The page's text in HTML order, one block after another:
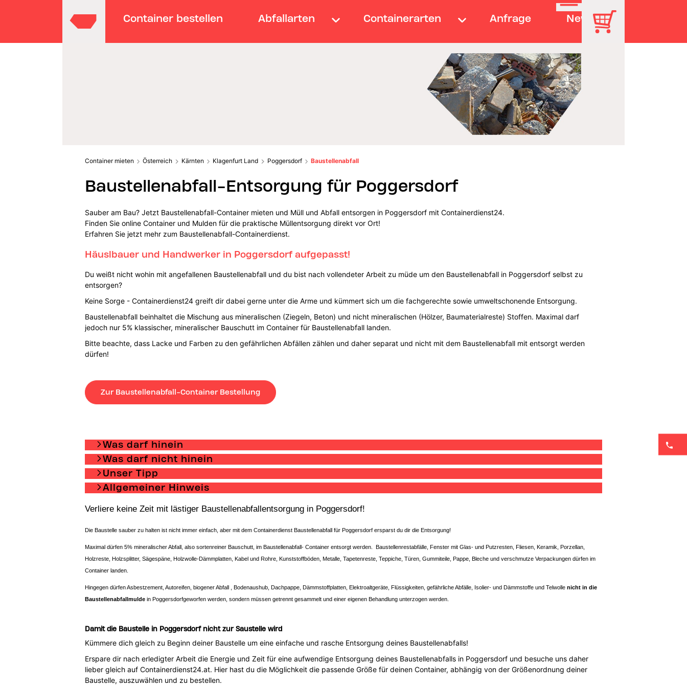
Container bestellen Abfallarten Containerarten Anfrage News
Container mieten Österreich Kärnten Klagenfurt Land Poggersdorf Baustellenabfall
Baustellenabfall-Entsorgung für Poggersdorf
Sauber am Bau? Jetzt Baustellenabfall-Container mieten und Müll und Abfall entsorgen in Poggersdorf mit Containerdienst24.
Finden Sie online Container und Mulden für die praktische Müllentsorgung direkt vor Ort!
Erfahren Sie jetzt mehr zum Baustellenabfall-Containerdienst.
Häuslbauer und Handwerker in Poggersdorf aufgepasst!
Du weißt nicht wohin mit angefallenen Baustellenabfall und du bist nach vollendeter Arbeit zu müde um den Baustellenabfall in Poggersdorf selbst zu
entsorgen?
Keine Sorge - Containerdienst24 greift dir dabei gerne unter die Arme und kümmert sich um die fachgerechte sowie umweltschonende Entsorgung.
Baustellenabfall beinhaltet die Mischung aus mineralischen (Ziegeln, Beton) und nicht mineralischen (Hölzer, Baumaterialreste) Stoffen. Maximal darf
jedoch nur 5% klassischer, mineralischer Bauschutt im Container für Baustellenabfall landen.
Bitte beachte, dass Lacke und Farben zu den gefährlichen Abfällen zählen und daher separat und nicht mit dem Baustellenabfall mit entsorgt werden
dürfen!
Zur Baustellenabfall-Container Bestellung
Was darf hinein
Was darf nicht hinein
Unser Tipp
Allgemeiner Hinweis
Verliere keine Zeit mit lästiger Baustellenabfallentsorgung in Poggersdorf!
Die Baustelle sauber zu halten ist nicht immer einfach, aber mit dem Containerdienst Baustellenabfall für Poggersdorf ersparst du dir die Entsorgung!
Maximal dürfen 5% mineralischer Abfall, also sortenreiner Bauschutt, im Baustellenabfall- Container entsorgt werden. Baustellenrestabfälle, Fenster mit Glas- und Putzresten, Fliesen, Keramik, Porzellan,
Holzreste, Holzsplitter, Sägespäne, Holzwolle-Dämmplatten, Kabel und Rohre, Kunststoffböden, Metalle, Tapetenreste, Teppiche, Türen, Gummiteile, Pappe, Bleche und verschmutze Verpackungen dürfen im
Container landen.
Hingegen dürfen Asbestzement, Autoreifen, biogener Abfall , Bodenaushub, Dachpappe, Dämmstoffplatten, Elektroaltgeräte, Flüssigkeiten, gefährliche Abfälle, Isolier- und Dämmstoffe und Telwolle nicht in die
Baustellenabfallmuldein Poggersdorfgeworfen werden, sondern müssen getrennt gesammelt und einer eigenen Behandlung unterzogen werden.
Damit die Baustelle in Poggersdorf nicht zur Saustelle wird
Kümmere dich gleich zu Beginn deiner Baustelle um eine einfache und rasche Entsorgung deines Baustellenabfalls!
Erspare dir nach erledigter Arbeit die Energie und Zeit für eine aufwendige Entsorgung deines Baustellenabfalls in Poggersdorf und besuche uns daher
lieber gleich auf Containerdienst24.at. Hier hast du die Möglichkeit die passende Größe für deinen Container, abhängig von der Größenordnung deiner
Baustelle, auszuwählen und zu bestellen.